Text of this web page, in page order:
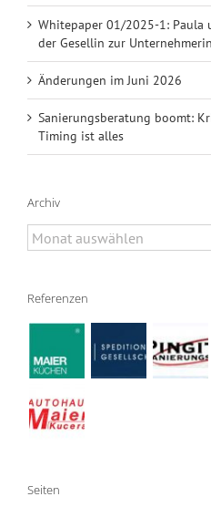
Whitepaper 01/2025-1: Paula
der Gesellin zur Unternehmerin
Änderungen im Juni 2026
Sanierungsberatung boomt:
Timing ist alles
Archiv
Archiv
Referenzen
Seiten